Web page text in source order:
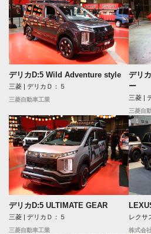
デリカD:5 Wild Adventure style
三菱 | デリカＤ：５
三菱自動車工業
デリ
ー
三菱 |
三菱自
デリカD:5 ULTIMATE GEAR
三菱 | デリカＤ：５
三菱自動車工業
レクサ
株式会